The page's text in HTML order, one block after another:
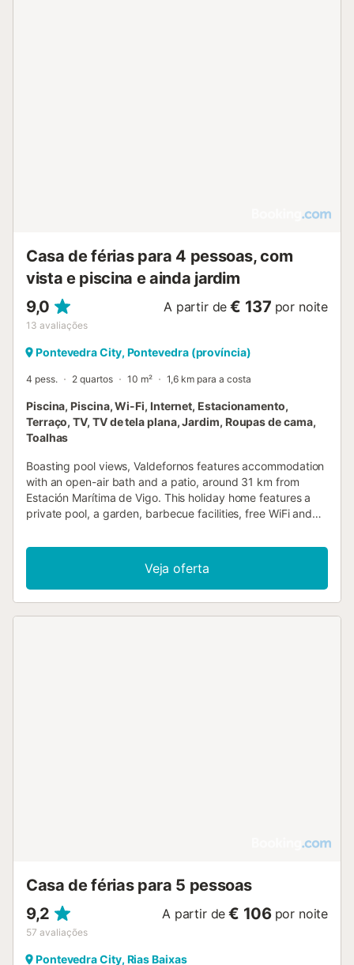
Casa de férias para 4 pessoas, com
vista e piscina e ainda jardim
9,0
13 avaliações
A partir de € 137 por noite
Pontevedra City, Pontevedra (província)
4 pess. 2 quartos 10 m² 1,6 km para a costa
Piscina, Piscina, Wi-Fi, Internet, Estacionamento,
Terraço, TV, TV de tela plana, Jardim, Roupas de cama,
Toalhas
Boasting pool views, Valdefornos features accommodation
with an open-air bath and a patio, around 31 km from
Estación Marítima de Vigo. This holiday home features a
private pool, a garden, barbecue facilities, free WiFi and
Veja oferta
Casa de férias para 5 pessoas
9,2
57 avaliações
A partir de € 106 por noite
Pontevedra City, Rias Baixas